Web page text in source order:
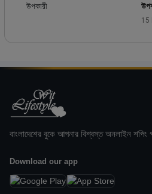
15
বাংলাদেশের বুকে আপনার বিশ্বস্ত অনলাইন শপিং
Download our app